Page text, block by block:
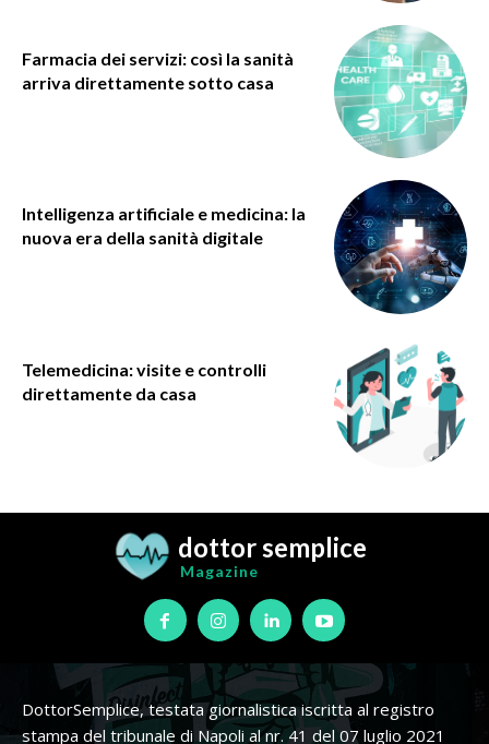
Farmacia dei servizi: così la sanità
arriva direttamente sotto casa
Intelligenza artificiale e medicina: la
nuova era della sanità digitale
Telemedicina: visite e controlli
direttamente da casa
dottor semplice
Magazine
DottorSemplice, testata giornalistica iscritta al registro
stampa del tribunale di Napoli al nr. 41 del 07 luglio 2021